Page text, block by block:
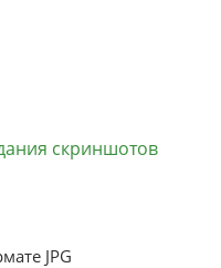
скриншотов
JPG